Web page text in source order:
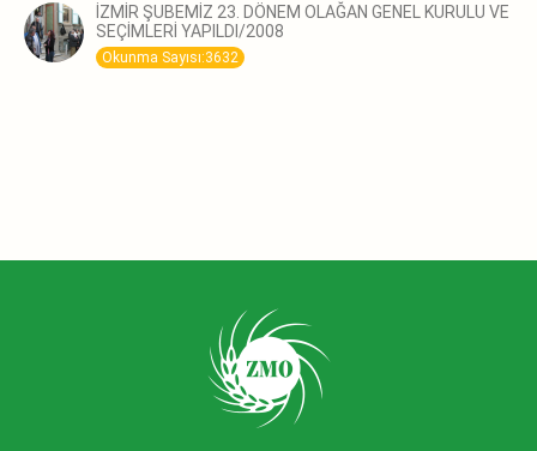
İZMİR ŞUBEMİZ 23. DÖNEM OLAĞAN GENEL KURULU VE
SEÇİMLERİ YAPILDI/2008
Okunma Sayısı:3632